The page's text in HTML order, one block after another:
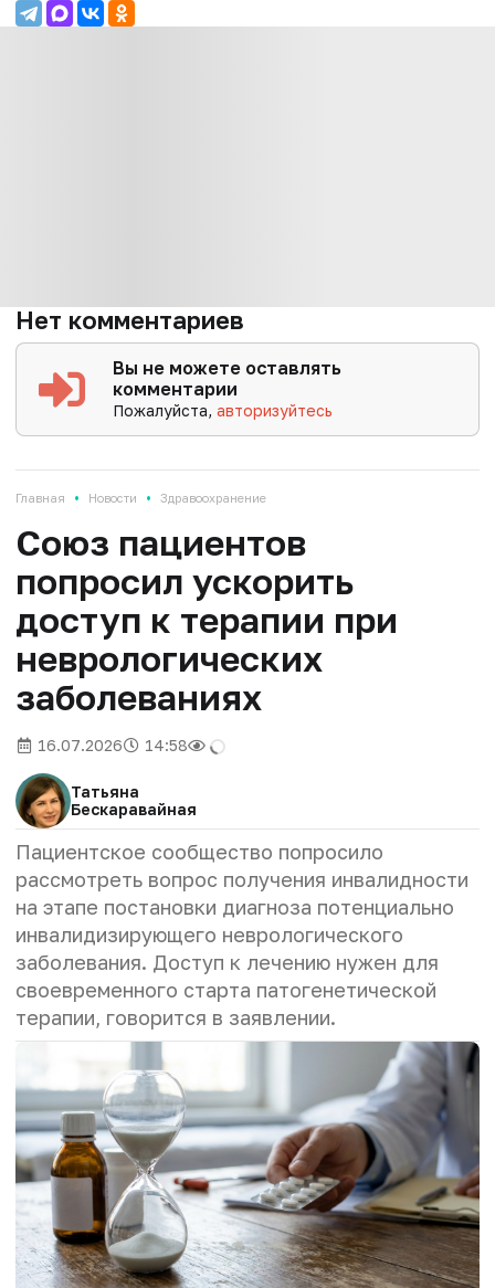
Нет комментариев
Вы не можете оставлять
комментарии
Пожалуйста,авторизуйтесь
Главная • Новости • Здравоохранение
Союз пациентов
попросил ускорить
доступ к терапии при
неврологических
заболеваниях
16.07.2026 14:58
Татьяна
Бескаравайная
Пациентское сообщество попросило
рассмотреть вопрос получения инвалидности
на этапе постановки диагноза потенциально
инвалидизирующего неврологического
заболевания. Доступ к лечению нужен для
своевременного старта патогенетической
терапии, говорится в заявлении.